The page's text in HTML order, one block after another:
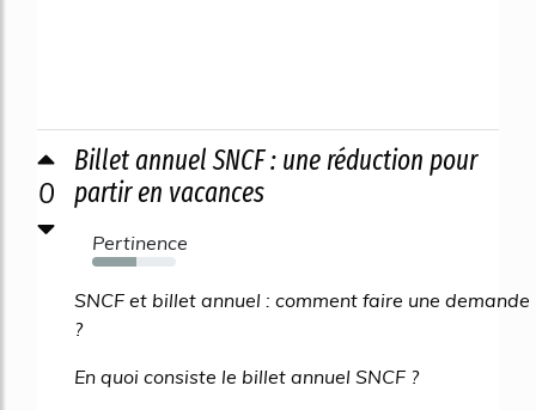
0
Billet annuel SNCF : une réduction pour
partir en vacances
Pertinence
53%
SNCF et billet annuel : comment faire une demande
?
En quoi consiste le billet annuel SNCF ?